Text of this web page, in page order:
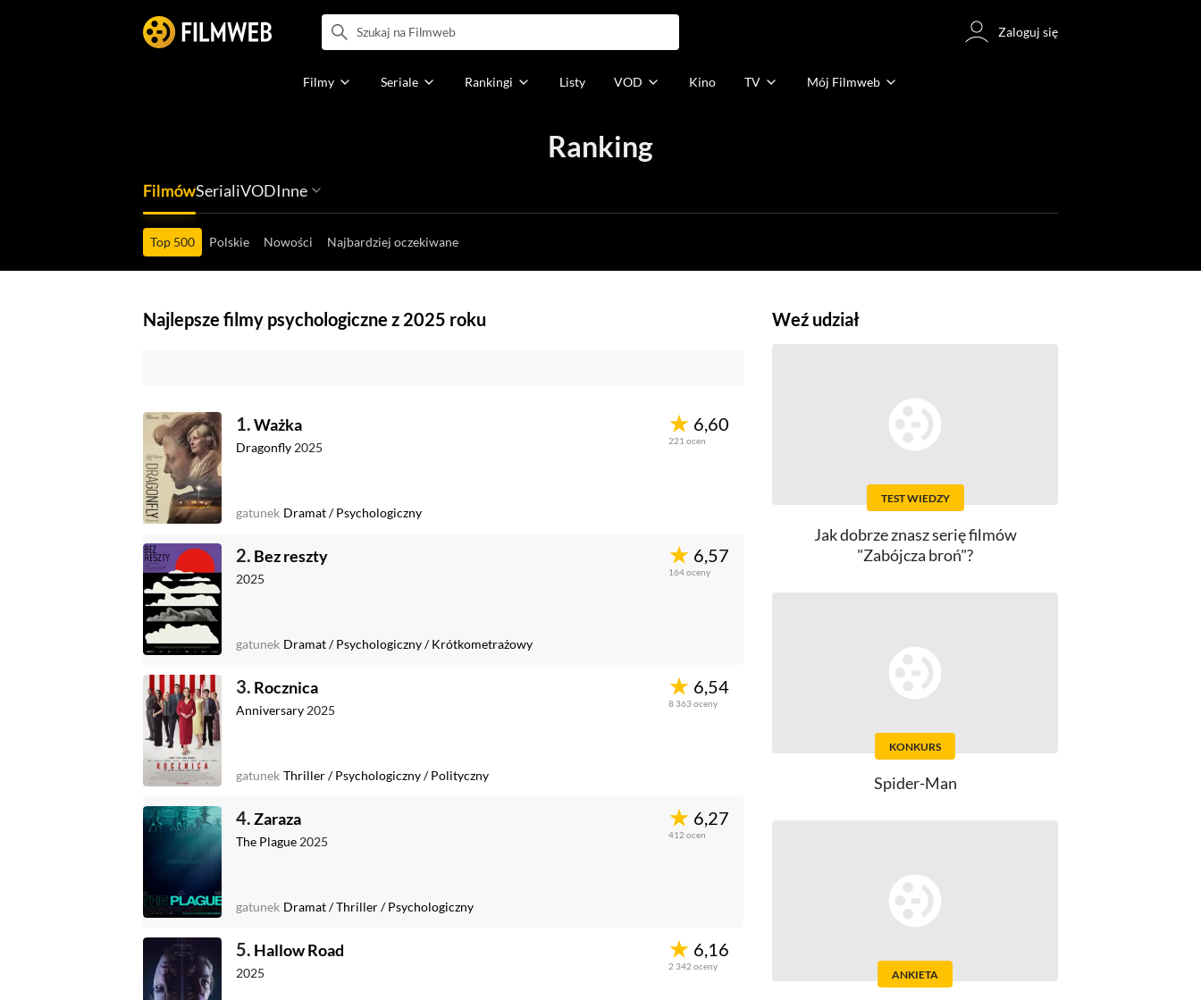
Zaloguj się
Filmy Seriale Rankingi Listy Mój Filmweb
VOD Kino TV
Ranking
Filmów Seriali VOD Inne
Top 500 Polskie Nowości Najbardziej oczekiwane
Najlepsze filmy psychologiczne z 2025 roku
1.Ważka
Dragonfly 2025
6,60
221 ocen
gatunek Dramat/Psychologiczny
2. Bez reszty
2025
6,57
164oceny
gatunek Dramat/Psychologiczny/Krótkometrażowy
3. Rocznica
Anniversary 2025
6,54
8 363oceny
gatunek Thriller/Psychologiczny/Polityczny
4.Zaraza
The Plague 2025
6,27
412 ocen
gatunek Dramat/Thriller/Psychologiczny
5. Hallow Road
2025
6,16
2 342 oceny
Weź udział
TEST WIEDZY
Jak dobrze znasz serię filmów
"Zabójcza broń"?
KONKURS
Spider-Man
ANKIETA